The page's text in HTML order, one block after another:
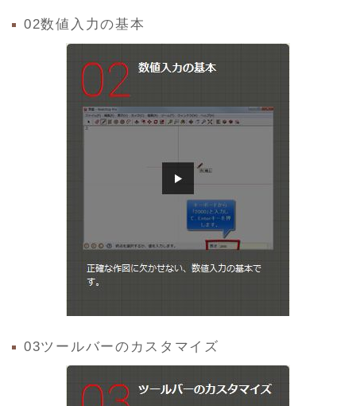
02数値入力の基本
03ツールバーのカスタマイズ